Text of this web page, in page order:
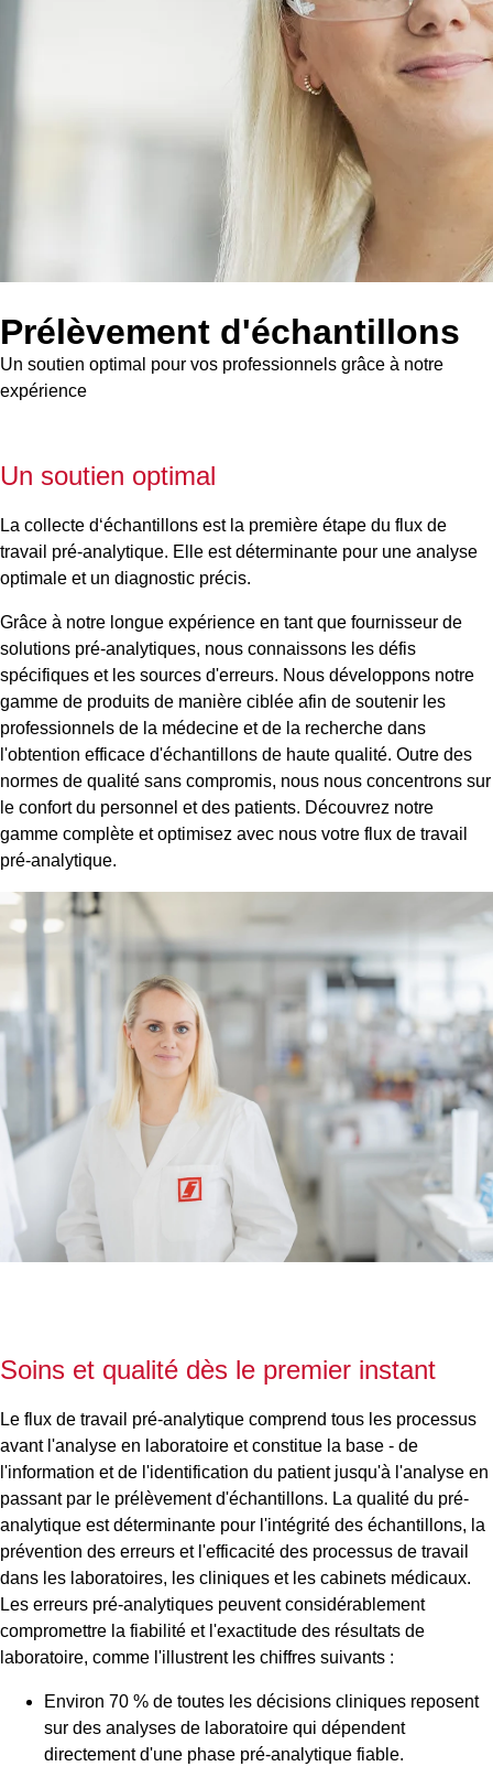
Prélèvement d'échantillons
Un soutien optimal pour vos professionnels grâce à notre
expérience
Un soutien optimal
La collecte d‘échantillons est la première étape du flux de
travail pré-analytique. Elle est déterminante pour une analyse
optimale et un diagnostic précis.
Grâce à notre longue expérience en tant que fournisseur de
solutions pré-analytiques, nous connaissons les défis
spécifiques et les sources d'erreurs. Nous développons notre
gamme de produits de manière ciblée afin de soutenir les
professionnels de la médecine et de la recherche dans
l'obtention efficace d'échantillons de haute qualité. Outre des
normes de qualité sans compromis, nous nous concentrons sur
le confort du personnel et des patients. Découvrez notre
gamme complète et optimisez avec nous votre flux de travail
pré-analytique.
Soins et qualité dès le premier instant
Le flux de travail pré-analytique comprend tous les processus
avant l'analyse en laboratoire et constitue la base - de
l'information et de l'identification du patient jusqu'à l'analyse en
passant par le prélèvement d'échantillons. La qualité du pré-
analytique est déterminante pour l'intégrité des échantillons, la
prévention des erreurs et l'efficacité des processus de travail
dans les laboratoires, les cliniques et les cabinets médicaux.
Les erreurs pré-analytiques peuvent considérablement
compromettre la fiabilité et l'exactitude des résultats de
laboratoire, comme l'illustrent les chiffres suivants :
Environ 70 % de toutes les décisions cliniques reposent
sur des analyses de laboratoire qui dépendent
directement d'une phase pré-analytique fiable.